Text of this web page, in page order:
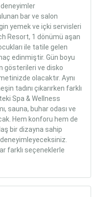
bar ve salon
yemek ve içki servisleri
Resort, 1 dönümü aşan
ile tatile gelen
edinmiştir. Gün boyu
gösterileri ve disko
olacaktır. Aynı
tadını çıkarırken farklı
Spa & Wellness
sauna, buhar odası ve
Hem konforu hem de
bir dizayna sahip
farklı seçeneklerle